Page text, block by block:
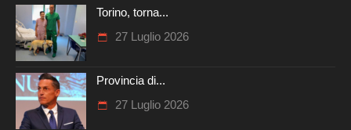
Torino, torna...
27 Luglio 2026
Provincia di...
27 Luglio 2026